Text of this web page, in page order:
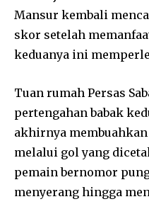
Mansur kembali
skor setelah
keduanya ini
Tuan rumah Persas
pertengahan babak
akhirnya
melalui gol yang
pemain bernomor
menyerang hingga